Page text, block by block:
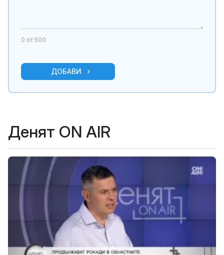
0 от 500
ДОБАВИ
Денят ON AIR